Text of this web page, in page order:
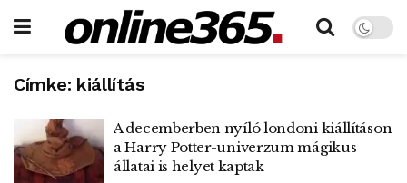
Címke: kiállítás
A decemberben nyíló londoni kiállításon
a Harry Potter-univerzum mágikus
állatai is helyet kaptak